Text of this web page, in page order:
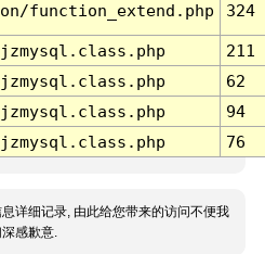
function_extend.php 324
211
62
94
76
详细记录, 由此给您带来的访问不便我
感歉意.